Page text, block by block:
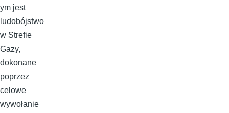
ym jest
ludobójstwo
w Strefie
Gazy,
dokonane
poprzez
celowe
wywołanie